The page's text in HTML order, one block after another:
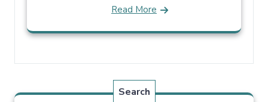
Read More
Search